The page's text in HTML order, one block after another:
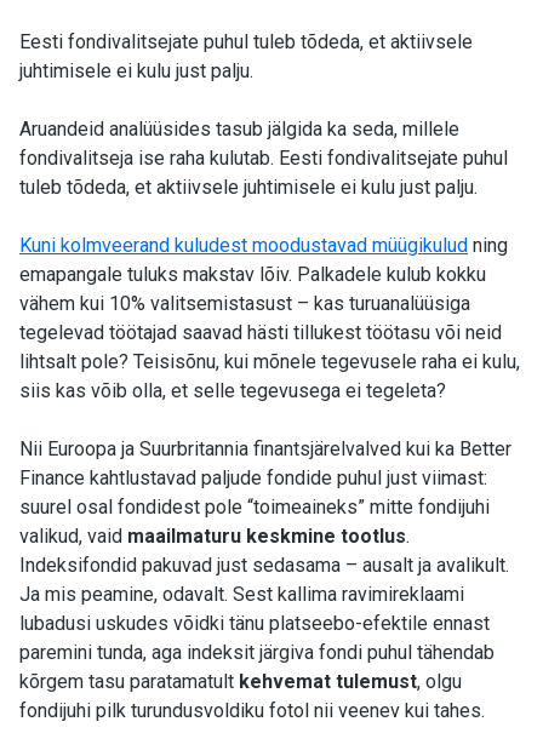
Eesti fondivalitsejate puhul tuleb tõdeda, et aktiivsele
juhtimisele ei kulu just palju.
Aruandeid analüüsides tasub jälgida ka seda, millele
fondivalitseja ise raha kulutab. Eesti fondivalitsejate puhul
tuleb tõdeda, et aktiivsele juhtimisele ei kulu just palju.
Kuni kolmveerand kuludest moodustavad müügikulud ning
emapangale tuluks makstav lõiv. Palkadele kulub kokku
vähem kui 10% valitsemistasust – kas turuanalüüsiga
tegelevad töötajad saavad hästi tillukest töötasu või neid
lihtsalt pole? Teisisõnu, kui mõnele tegevusele raha ei kulu,
siis kas võib olla, et selle tegevusega ei tegeleta?
Nii Euroopa ja Suurbritannia finantsjärelvalved kui ka Better
Finance kahtlustavad paljude fondide puhul just viimast:
suurel osal fondidest pole “toimeaineks” mitte fondijuhi
valikud, vaid maailmaturu keskmine tootlus.
Indeksifondid pakuvad just sedasama – ausalt ja avalikult.
Ja mis peamine, odavalt. Sest kallima ravimireklaami
lubadusi uskudes võidki tänu platseebo-efektile ennast
paremini tunda, aga indeksit järgiva fondi puhul tähendab
kõrgem tasu paratamatult kehvemat tulemust, olgu
fondijuhi pilk turundusvoldiku fotol nii veenev kui tahes.